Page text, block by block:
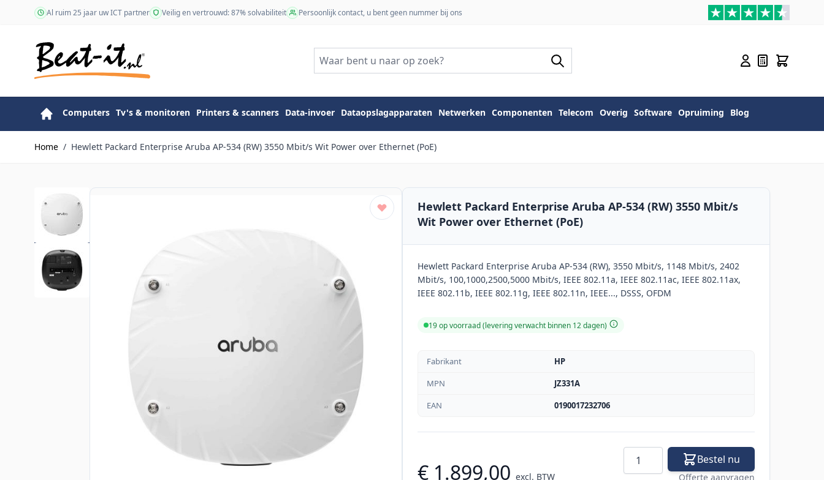
Ga naar de inhoudAl ruim 25 jaar uw ICT partner Veilig en vertrouwd: 87% solvabiliteit Persoonlijk contact, u bent geen nummer bij ons
Computers Tv's & monitoren Printers & scanners Data-invoer Dataopslagapparaten Netwerken Componenten Telecom Overig Software Opruiming Blog
Home / Hewlett Packard Enterprise Aruba AP-534 (RW) 3550 Mbit/s Wit Power over Ethernet (PoE)
Hewlett Packard Enterprise Aruba AP-534 (RW) 3550 Mbit/s
Wit Power over Ethernet (PoE)
Hewlett Packard Enterprise Aruba AP-534 (RW), 3550 Mbit/s, 1148 Mbit/s, 2402
Mbit/s, 100,1000,2500,5000 Mbit/s, IEEE 802.11a, IEEE 802.11ac, IEEE 802.11ax,
IEEE 802.11b, IEEE 802.11g, IEEE 802.11n, IEEE..., DSSS, OFDM
19 op voorraad (levering verwacht binnen 12 dagen)
Fabrikant
HP
MPN
JZ331A
EAN
0190017232706
€ 1.899,00 excl. BTW
Aantal Bestel nu
Offerte aanvragen